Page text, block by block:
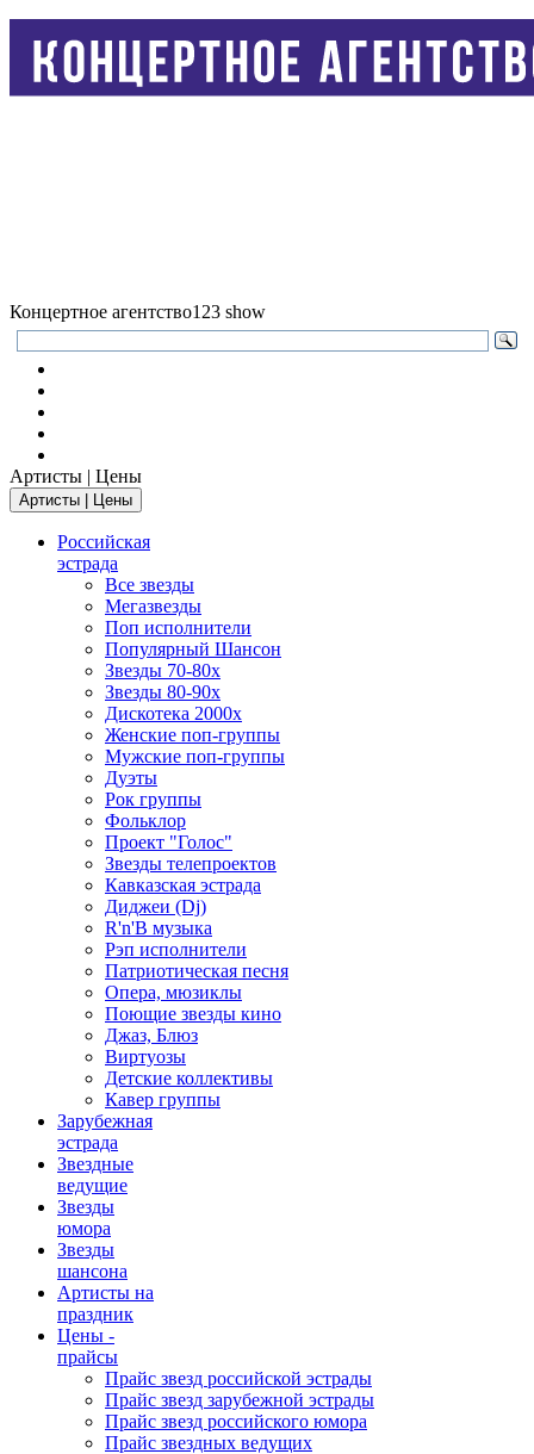
Концертное агентство123 show
Артисты | Цены
Артисты | Цены
Российская
эстрада
Все звезды
Мегазвезды
Поп исполнители
Популярный Шансон
Звезды 70-80х
Звезды 80-90х
Дискотека 2000х
Женские поп-группы
Мужские поп-группы
Дуэты
Рок группы
Фольклор
Проект "Голос"
Звезды телепроектов
Кавказская эстрада
Диджеи (Dj)
R'n'B музыка
Рэп исполнители
Патриотическая песня
Опера, мюзиклы
Поющие звезды кино
Джаз, Блюз
Виртуозы
Детские коллективы
Кавер группы
Зарубежная
эстрада
Звездные
ведущие
Звезды
юмора
Звезды
шансона
Артисты на
праздник
Цены -
прайсы
Прайс звезд российской эстрады
Прайс звезд зарубежной эстрады
Прайс звезд российского юмора
Прайс звездных ведущих